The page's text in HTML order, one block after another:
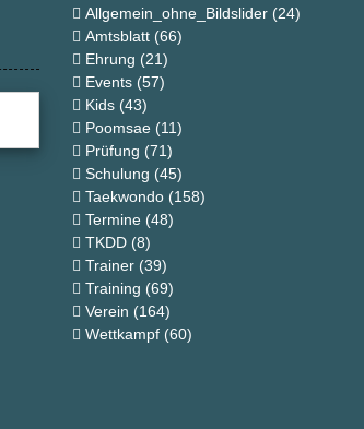
Allgemein_ohne_Bildslider(24)
Amtsblatt(66)
Ehrung (21)
Events(57)
Kids(43)
Poomsae(11)
Prüfung (71)
Schulung (45)
Taekwondo(158)
Termine(48)
TKDD(8)
Trainer(39)
Training (69)
Verein (164)
Wettkampf(60)